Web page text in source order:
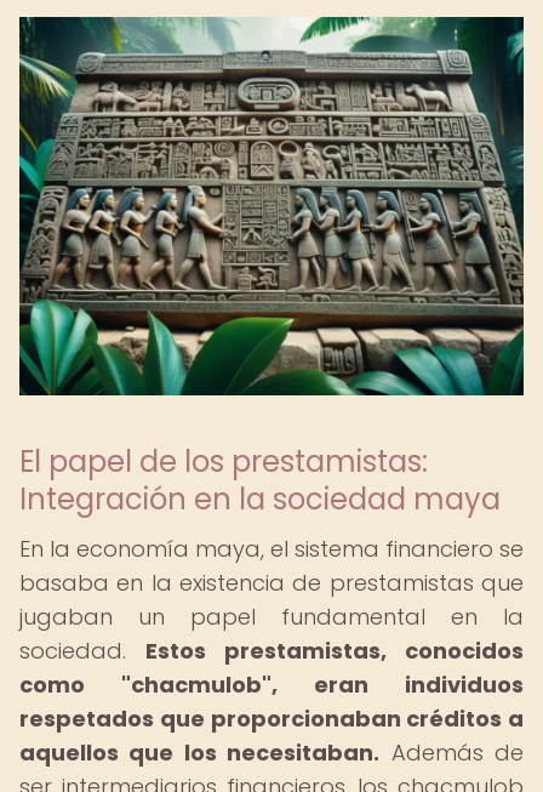
El papel de los prestamistas:
Integración en la sociedad maya
En la economía maya, el sistema financiero se
basaba en la existencia de prestamistas que
jugaban un papel fundamental en la
sociedad. Estos prestamistas, conocidos
como "chacmulob", eran individuos
respetados que proporcionaban créditos a
aquellos que los necesitaban. Además de